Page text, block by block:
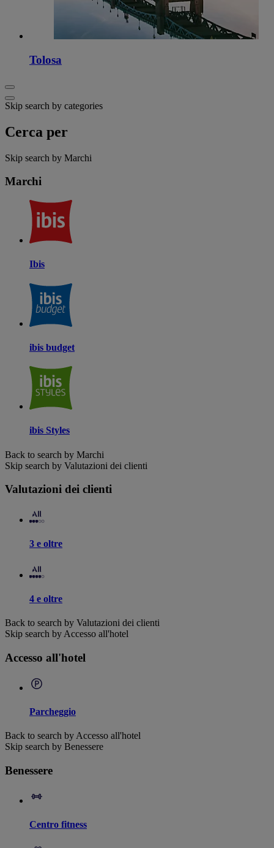
Tolosa
Skip search by categories
Cerca per
Skip search by Marchi
Marchi
Ibis
ibis budget
ibis Styles
Back to search by Marchi
Skip search by Valutazioni dei clienti
Valutazioni dei clienti
3 e oltre
4 e oltre
Back to search by Valutazioni dei clienti
Skip search by Accesso all'hotel
Accesso all'hotel
Parcheggio
Back to search by Accesso all'hotel
Skip search by Benessere
Benessere
Centro fitness